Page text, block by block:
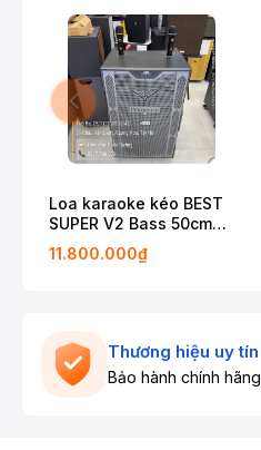
Loa karaoke kéo BEST
SUPER V2 Bass 50cm
2000wat
11.800.000₫
Thương hiệu uy tín
Bảo hành chính hãng